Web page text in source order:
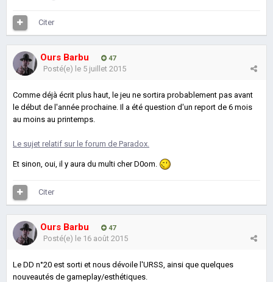
Citer
Ours Barbu 47
Posté(e) le 5 juillet 2015
Comme déjà écrit plus haut, le jeu ne sortira probablement pas avant
le début de l'année prochaine. Il a été question d'un report de 6 mois
au moins au printemps.
Le sujet relatif sur le forum de Paradox.
Et sinon, oui, il y aura du multi cher D0om.
Citer
Ours Barbu 47
Posté(e) le 16 août 2015
Le DD n°20 est sorti et nous dévoile l'URSS, ainsi que quelques
nouveautés de gameplay/esthétiques.